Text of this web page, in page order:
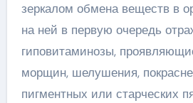
зеркалом обмена веществ в
на ней в первую очередь
гиповитаминозы,
морщин, шелушения,
пигментных или старческих